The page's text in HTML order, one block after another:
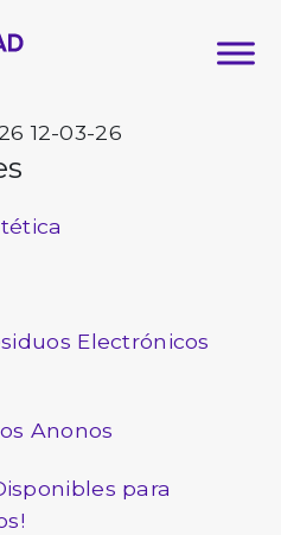
12-03-26
Electrónicos
Anonos
para